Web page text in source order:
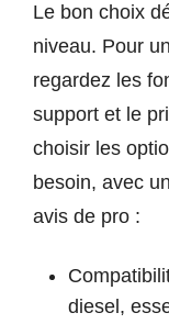
Le bon choix
niveau. Pour
regardez les
support et le
choisir les
besoin, avec
avis de pro :
diesel,